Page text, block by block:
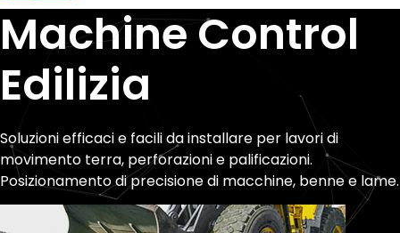
Machine Control
Edilizia
Soluzioni efficaci e facili da installare per lavori di
movimento terra, perforazioni e palificazioni.
Posizionamento di precisione di macchine, benne e lame.